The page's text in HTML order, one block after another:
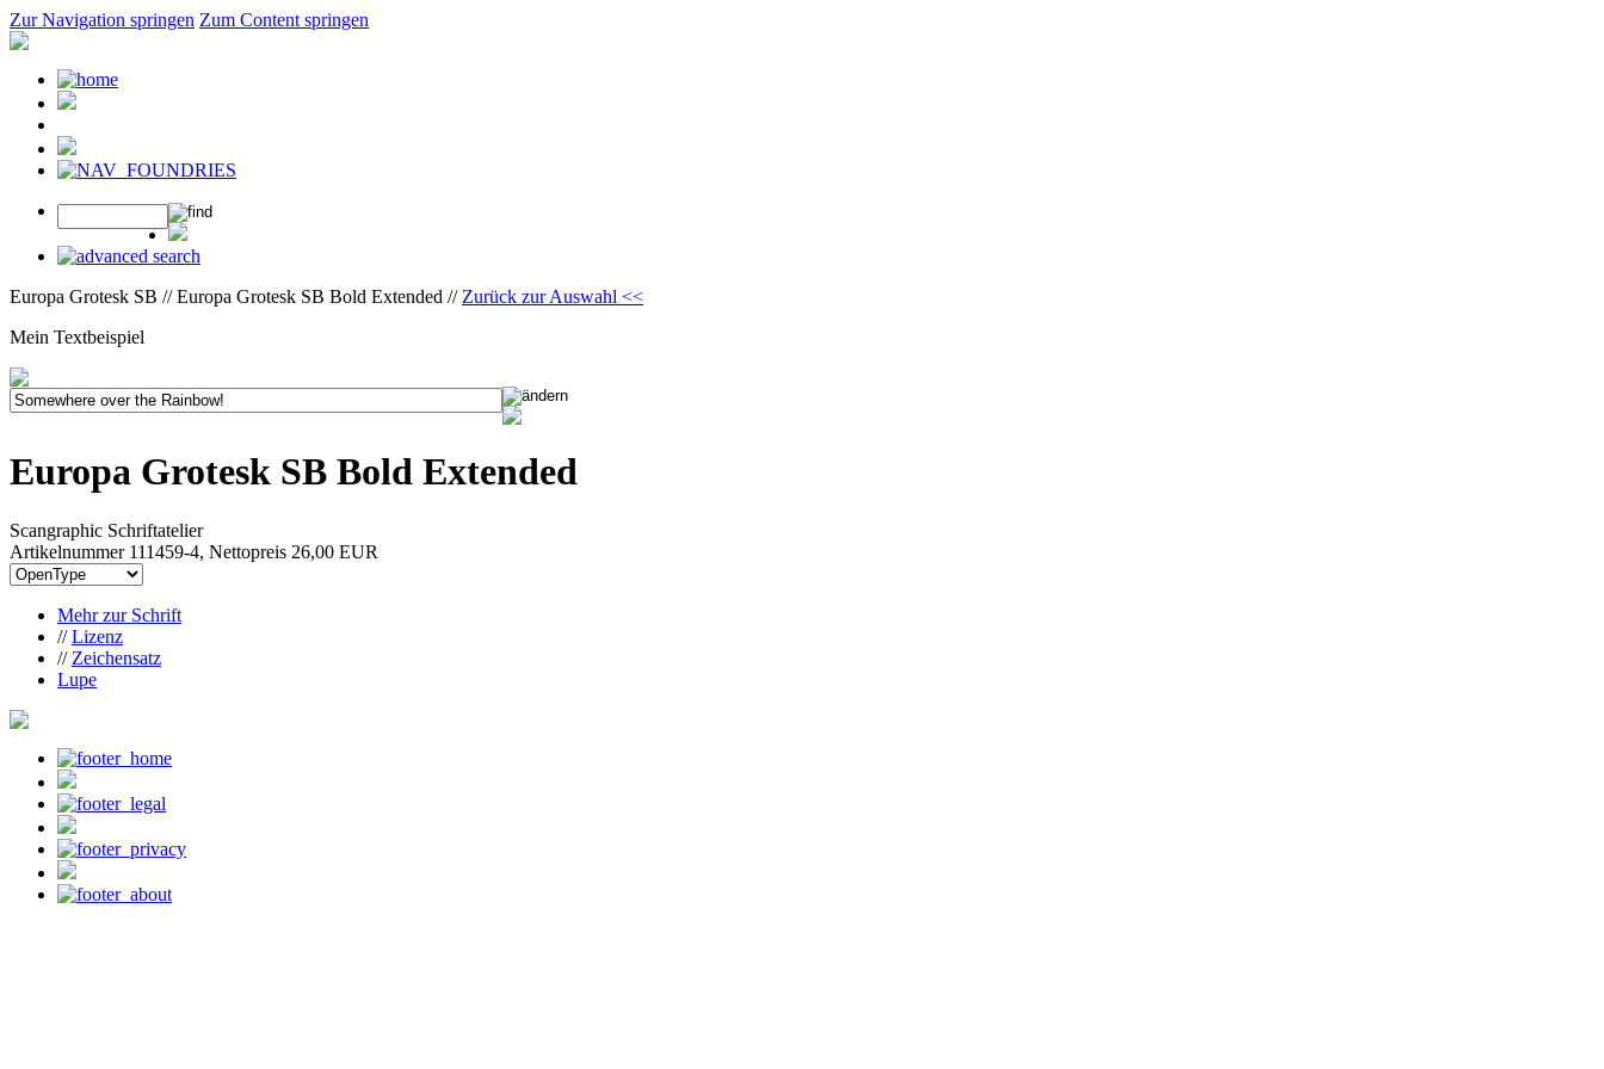
Zur Navigation springen Zum Content springen
Europa Grotesk SB // Europa Grotesk SB Bold Extended // Zurück zur Auswahl <<
Mein Textbeispiel
Europa Grotesk SB Bold Extended
Scangraphic Schriftatelier
Artikelnummer 111459-4, Nettopreis 26,00 EUR
Mehr zur Schrift
//Lizenz
// Zeichensatz
Lupe